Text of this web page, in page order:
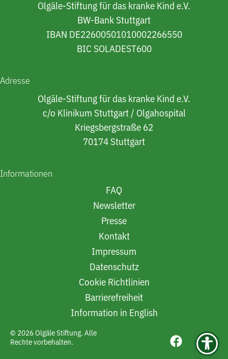
Olgäle-Stiftung für das kranke Kind e.V.
BW-Bank Stuttgart
IBAN DE22600501010002266550
BIC SOLADEST600
Adresse
Olgäle-Stiftung für das kranke Kind e.V.
c/o Klinikum Stuttgart / Olgahospital
Kriegsbergstraße 62
70174 Stuttgart
Informationen
FAQ
Newsletter
Presse
Kontakt
Impressum
Datenschutz
Cookie Richtlinien
Barrierefreiheit
Information in English
© 2026 Olgäle Stiftung. Alle
Rechte vorbehalten.